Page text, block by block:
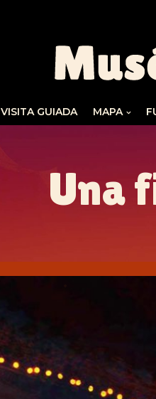
VISITA GUIADA MAPA
Una